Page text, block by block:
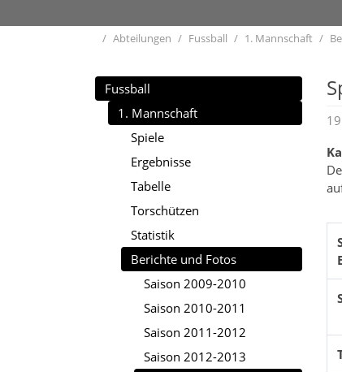
HomeAbteilungen Fussball 1. Mannschaft
Fussball
1. Mannschaft
Spiele
Ergebnisse
Tabelle
Torschützen
Statistik
Berichte und Fotos
Saison 2009-2010
Saison 2010-2011
Saison 2011-2012
Saison 2012-2013